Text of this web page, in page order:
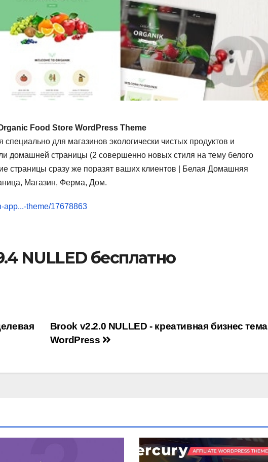
Food Store WordPress Theme
для магазинов экологически чистых продуктов и
домашней страницы (2 совершенно новых стиля на тему белого
страницы сразу же поразят ваших клиентов | Белая Домашняя
Магазин, Ферма, Дом.
app...-theme/17678863
NULLED бесплатно
Brook v2.2.0 NULLED - креативная бизнес тема
WordPress